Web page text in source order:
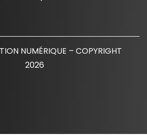
NUMÉRIQUE – COPYRIGHT
2026